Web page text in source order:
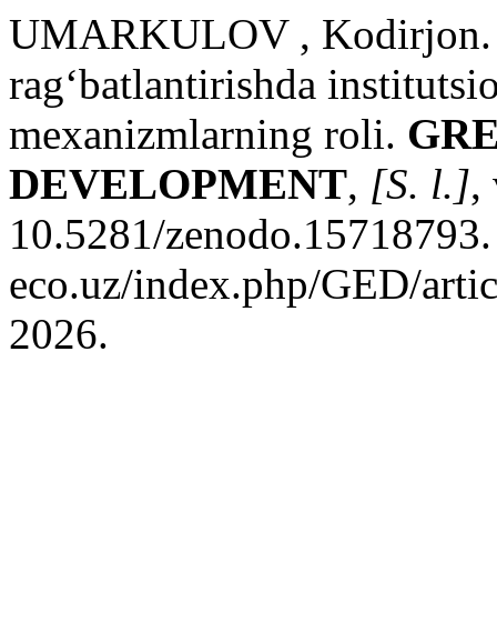
UMARKULOV ,
rag‘batlantirishda
mexanizmlarning roli.
DEVELOPMENT, [S. l.],
10.5281/
eco.uz/index.php/GED/
2026.